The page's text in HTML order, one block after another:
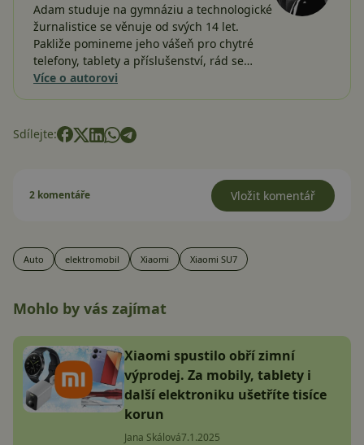
Adam studuje na gymnáziu a technologické
žurnalistice se věnuje od svých 14 let.
Pakliže pomineme jeho vášeň pro chytré
telefony, tablety a příslušenství, rád se…
Více o autorovi
Sdílejte:
2 komentáře Vložit komentář
Auto elektromobil Xiaomi Xiaomi SU7
Mohlo by vás zajímat
Xiaomi spustilo obří zimní
výprodej. Za mobily, tablety i
další elektroniku ušetříte tisíce
korun
Jana Skálová7.1.2025